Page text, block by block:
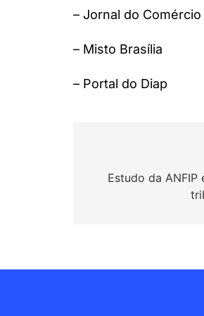
– Jornal do Comércio
– Misto Brasília
– Portal do Diap
Estudo da ANFIP